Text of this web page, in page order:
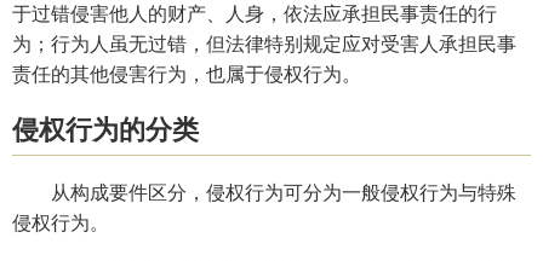
于过错侵害他人的财产、人身，依法应承担民事责任的行
为；行为人虽无过错，但法律特别规定应对受害人承担民事
责任的其他侵害行为，也属于侵权行为。
侵权行为的分类
从构成要件区分，侵权行为可分为一般侵权行为与特殊
侵权行为。